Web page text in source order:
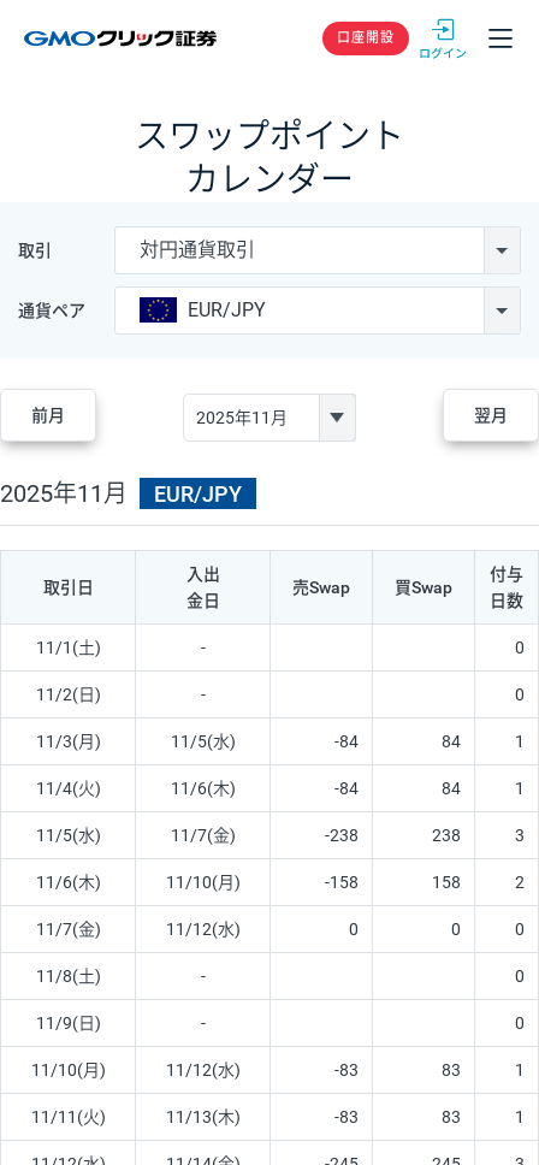
GMOクリック
口座開設
スワップポイント
カレンダー
取引 対円通貨取引
通貨ペア EUR/JPY
前月 翌月
2025年11月 EUR/JPY
取引日
入出
金日
売Swap 買Swap
付与
日数
11/1(土) - 0
11/2(日) - 0
11/3(月) 11/5(水) -84 84 1
11/4(火) 11/6(木) -84 84 1
11/5(水) 11/7(金) -238 238 3
11/6(木) 11/10(月) -158 158 2
11/7(金) 11/12(水) 0 0 0
11/8(土) - 0
11/9(日) - 0
11/10(月) 11/12(水) -83 83 1
11/11(火) 11/13(木) -83 83 1